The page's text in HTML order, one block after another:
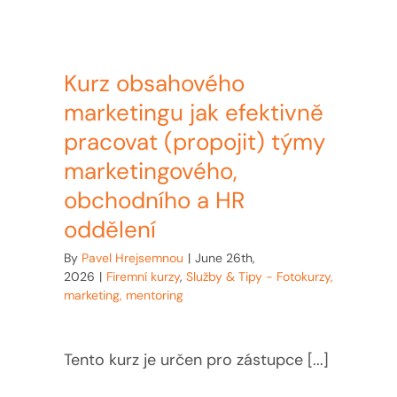
Kurz obsahového
marketingu jak efektivně
pracovat (propojit) týmy
marketingového,
obchodního a HR
oddělení
By Pavel Hrejsemnou | June 26th,
2026 | Firemní kurzy, Služby & Tipy - Fotokurzy,
marketing, mentoring
Tento kurz je určen pro zástupce [...]